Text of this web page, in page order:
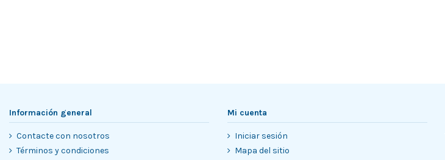
Información general
Contacte con nosotros
Términos y condiciones
Mi cuenta
Iniciar sesión
Mapa del sitio